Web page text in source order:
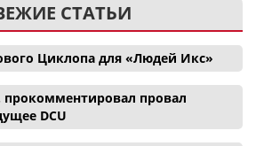
СТАТЬИ
Циклопа для «Людей Икс»
прокомментировал провал
DCU